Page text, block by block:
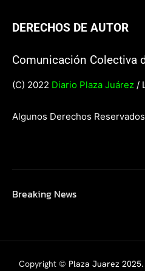
DERECHOS DE AUTOR
Comunicación Colectiva
(C) 2022 Diario Plaza Juárez /
Algunos Derechos
Breaking News
Copyright © Plaza Juarez 2025